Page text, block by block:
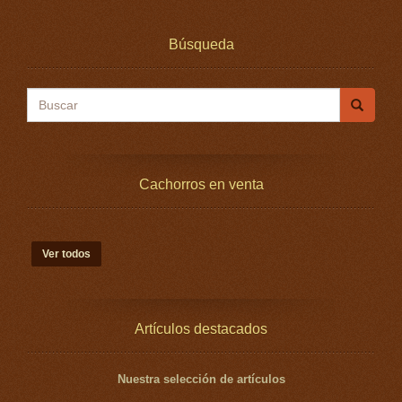
Búsqueda
Cachorros en venta
Ver todos
Artículos destacados
Nuestra selección de artículos